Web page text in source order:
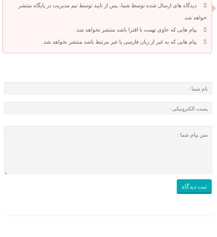
دیدگاه های ارسال شده توسط شما، پس از تایید توسط تیم مدیریت در پایگاه منتشر
خواهد شد.
پیام هایی که حاوی تهمت یا افترا باشد منتشر نخواهد شد.
پیام هایی که به غیر از زبان فارسی یا غیر مرتبط باشد منتشر نخواهد شد.